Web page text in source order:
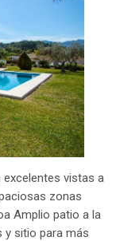
Piscina
y
Encanto
Rústico
excelentes vistas a
zonas
Amplio patio a la
y sitio para más